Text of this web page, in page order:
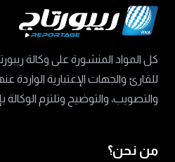
كل المواد المنشورة على وكالة
للقارئ والجهات الإعتبارية الواردة
والتصويب، والتوضيح وتلتزم الوكالة
من نحن؟